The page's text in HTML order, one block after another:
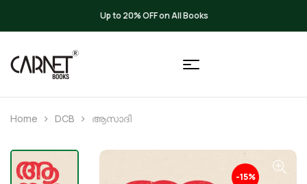
Up to 20% OFF on All Books
Home DCB ആസാദി
-15%